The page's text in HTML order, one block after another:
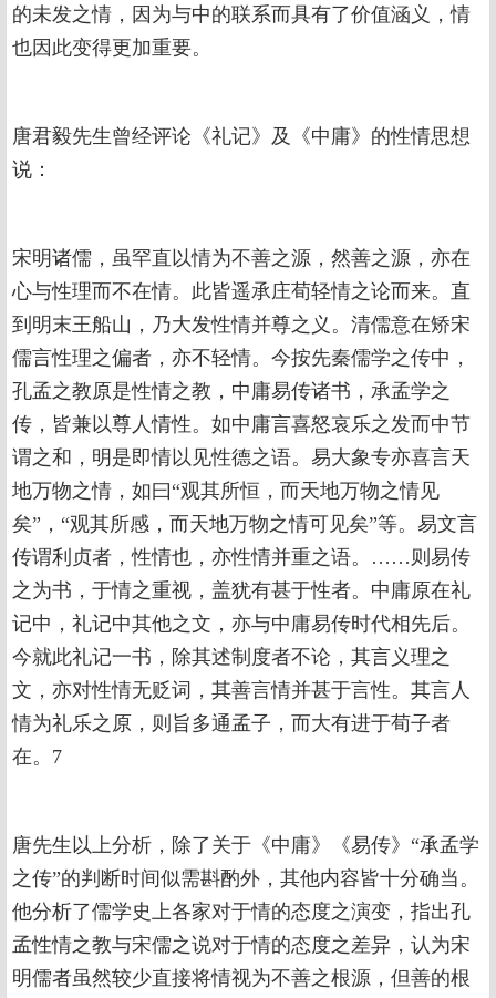
的未发之情，因为与中的联系而具有了价值涵义，情
也因此变得更加重要。
唐君毅先生曾经评论《礼记》及《中庸》的性情思想
说：
宋明诸儒，虽罕直以情为不善之源，然善之源，亦在
心与性理而不在情。此皆遥承庄荀轻情之论而来。直
到明末王船山，乃大发性情并尊之义。清儒意在矫宋
儒言性理之偏者，亦不轻情。今按先秦儒学之传中，
孔孟之教原是性情之教，中庸易传诸书，承孟学之
传，皆兼以尊人情性。如中庸言喜怒哀乐之发而中节
谓之和，明是即情以见性德之语。易大象专亦喜言天
地万物之情，如曰“观其所恒，而天地万物之情见
矣”，“观其所感，而天地万物之情可见矣”等。易文言
传谓利贞者，性情也，亦性情并重之语。……则易传
之为书，于情之重视，盖犹有甚于性者。中庸原在礼
记中，礼记中其他之文，亦与中庸易传时代相先后。
今就此礼记一书，除其述制度者不论，其言义理之
文，亦对性情无贬词，其善言情并甚于言性。其言人
情为礼乐之原，则旨多通孟子，而大有进于荀子者
在。7
唐先生以上分析，除了关于《中庸》《易传》“承孟学
之传”的判断时间似需斟酌外，其他内容皆十分确当。
他分析了儒学史上各家对于情的态度之演变，指出孔
孟性情之教与宋儒之说对于情的态度之差异，认为宋
明儒者虽然较少直接将情视为不善之根源，但善的根